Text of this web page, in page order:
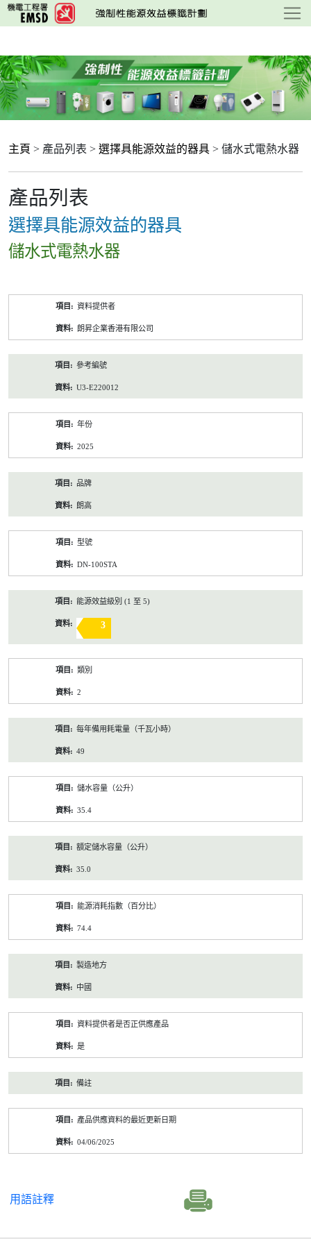
跳
至
要
內
容
主頁 > 產品列表 > 選擇具能源效益的器具 > 儲水式電熱水器
產品列表
選擇具能源效益的器具
儲水式電熱水器
資料提供者
朗昇企業香港有限公司
參考編號
U3-E220012
年份
2025
品牌
朗高
型號
DN-100STA
能源效益級別 (1 至 5)
3
類別
2
每年備用耗電量（千瓦小時）
49
儲水容量（公升）
35.4
額定儲水容量（公升）
35.0
能源消耗指數（百分比）
74.4
製造地方
中國
資料提供者是否正供應產品
是
備註
產品供應資料的最近更新日期
04/06/2025
用語註釋